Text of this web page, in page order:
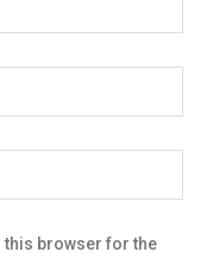
this browser for the